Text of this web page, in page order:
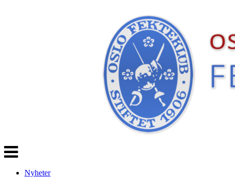
Veksle
navigasjon
Nyheter